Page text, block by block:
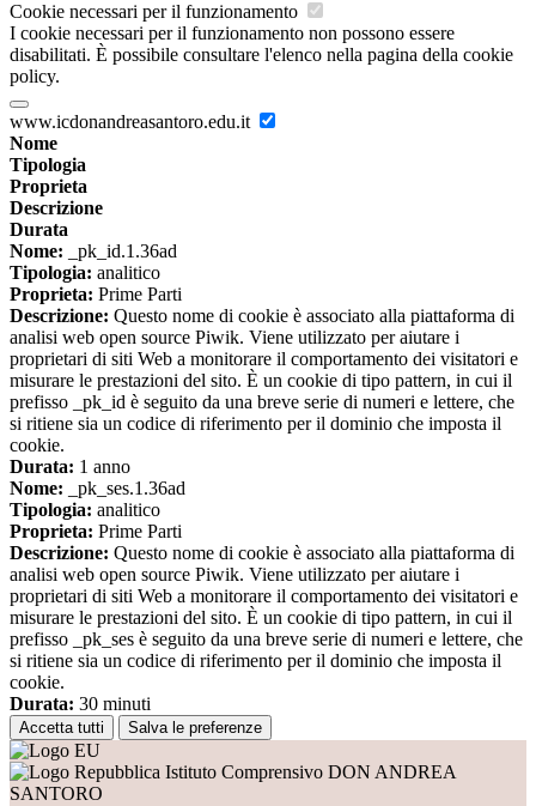
Cookie necessari per il funzionamento
I cookie necessari per il funzionamento non possono essere
disabilitati. È possibile consultare l'elenco nella pagina della cookie
policy.
www.icdonandreasantoro.edu.it
Nome
Tipologia
Proprieta
Descrizione
Durata
Nome: _pk_id.1.36ad
Tipologia: analitico
Proprieta: Prime Parti
Descrizione: Questo nome di cookie è associato alla piattaforma di
analisi web open source Piwik. Viene utilizzato per aiutare i
proprietari di siti Web a monitorare il comportamento dei visitatori e
misurare le prestazioni del sito. È un cookie di tipo pattern, in cui il
prefisso _pk_id è seguito da una breve serie di numeri e lettere, che
si ritiene sia un codice di riferimento per il dominio che imposta il
cookie.
Durata: 1 anno
Nome: _pk_ses.1.36ad
Tipologia: analitico
Proprieta: Prime Parti
Descrizione: Questo nome di cookie è associato alla piattaforma di
analisi web open source Piwik. Viene utilizzato per aiutare i
proprietari di siti Web a monitorare il comportamento dei visitatori e
misurare le prestazioni del sito. È un cookie di tipo pattern, in cui il
prefisso _pk_ses è seguito da una breve serie di numeri e lettere, che
si ritiene sia un codice di riferimento per il dominio che imposta il
cookie.
Durata: 30 minuti
Accetta tutti Salva le preferenze
Istituto Comprensivo DON ANDREA
SANTORO